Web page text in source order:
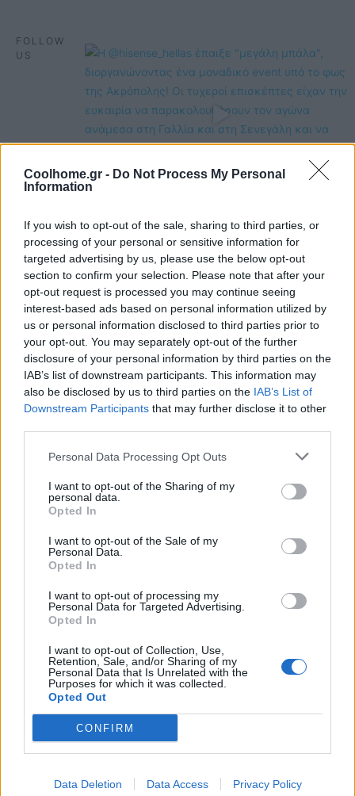
Coolhome.gr - Do Not Process My Personal
Information
If you wish to opt-out of the sale, sharing to third parties, or
processing of your personal or sensitive information for
targeted advertising by us, please use the below opt-out
section to confirm your selection. Please note that after your
opt-out request is processed you may continue seeing
interest-based ads based on personal information utilized by
us or personal information disclosed to third parties prior to
your opt-out. You may separately opt-out of the further
disclosure of your personal information by third parties on the
IAB’s list of downstream participants. This information may
also be disclosed by us to third parties on the IAB’s List of
Downstream Participants that may further disclose it to other
Personal Data Processing Opt Outs
I want to opt-out of the Sharing of my
personal data.
Opted In
I want to opt-out of the Sale of my
Personal Data.
Opted In
I want to opt-out of processing my
Personal Data for Targeted Advertising.
Opted In
I want to opt-out of Collection, Use,
Retention, Sale, and/or Sharing of my
Personal Data that Is Unrelated with the
Purposes for which it was collected.
Opted Out
CONFIRM
Data Deletion Data Access Privacy Policy
FOLLOW
US
@COOLH
OMEGR